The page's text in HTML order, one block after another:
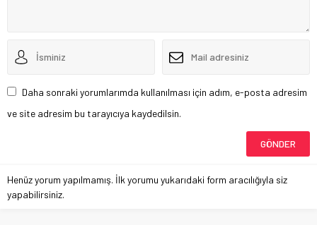
Daha sonraki yorumlarımda kullanılması için adım, e-posta adresim
ve site adresim bu tarayıcıya kaydedilsin.
Henüz yorum yapılmamış. İlk yorumu yukarıdaki form aracılığıyla siz
yapabilirsiniz.